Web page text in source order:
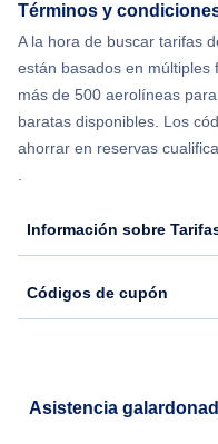
Términos y
A la hora de buscar tarifas
están basados en múltiples
más de 500 aerolíneas
baratas disponibles. Los
ahorrar en reservas
.
Información sobre
Códigos de cupón
Asistencia